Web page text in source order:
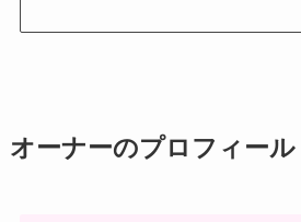
オーナーのプロフィール